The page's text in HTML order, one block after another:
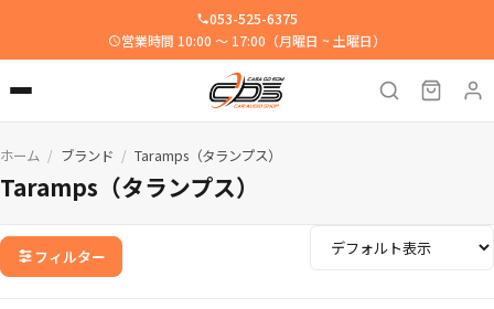
053-525-6375
営業時間 10:00 ～ 17:00（月曜日 ~ 土曜日）
ホーム / ブランド / Taramps（タランプス）
Taramps（タランプス）
フィルター